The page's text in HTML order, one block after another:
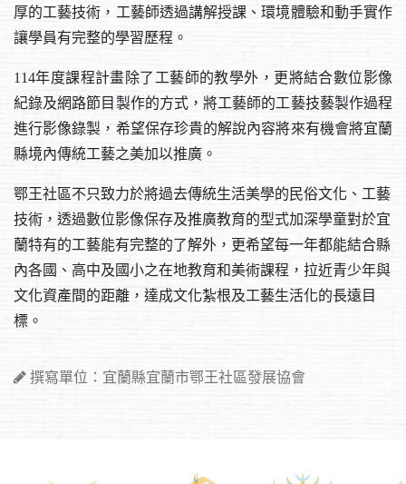
厚的工藝技術，工藝師透過講解授課、環境體驗和動手實作
讓學員有完整的學習歷程。
114年度課程計畫除了工藝師的教學外，更將結合數位影像
紀錄及網路節目製作的方式，將工藝師的工藝技藝製作過程
進行影像錄製，希望保存珍貴的解說內容將來有機會將宜蘭
縣境內傳統工藝之美加以推廣。
鄂王社區不只致力於將過去傳統生活美學的民俗文化、工藝
技術，透過數位影像保存及推廣教育的型式加深學童對於宜
蘭特有的工藝能有完整的了解外，更希望每一年都能結合縣
內各國、高中及國小之在地教育和美術課程，拉近青少年與
文化資產間的距離，達成文化紮根及工藝生活化的長遠目
標。
撰寫單位：宜蘭縣宜蘭市鄂王社區發展協會